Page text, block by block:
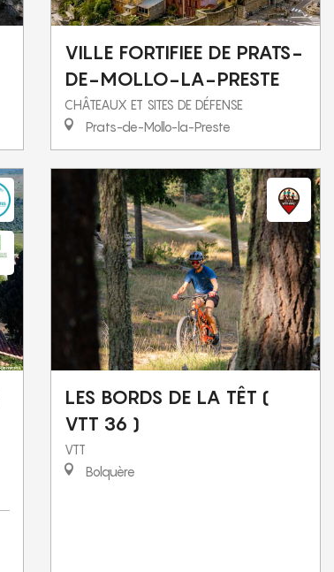
VILLE FORTIFIEE DE PRATS-
DE-MOLLO-LA-PRESTE
CHÂTEAUX ET SITES DE DÉFENSE
Prats-de-Mollo-la-Preste
LES BORDS DE LA TÊT (
VTT 36 )
VTT
Bolquère